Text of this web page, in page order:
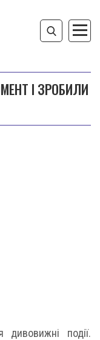
І ЗРОБИЛИ
події.